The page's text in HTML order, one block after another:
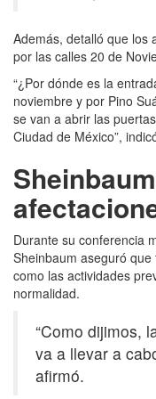
Además, detalló que los
por las calles 20 de
“¿Por dónde es la
noviembre y por Pino
se van a abrir las
Ciudad de México”,
Durante su conferencia
Sheinbaum aseguró que
como las actividades
normalidad.
“Como dijimos,
va a llevar a
afirmó.